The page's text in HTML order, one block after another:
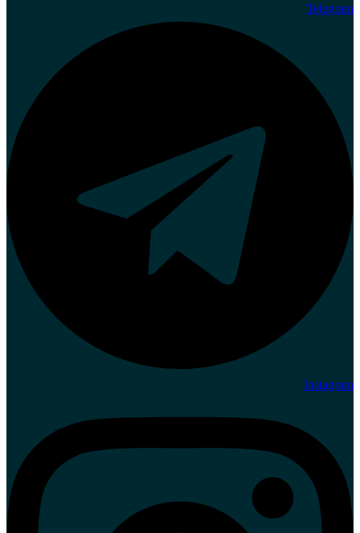
Telegram
Instagram